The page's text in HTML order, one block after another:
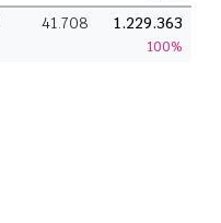
41.708 1.229.363
100%